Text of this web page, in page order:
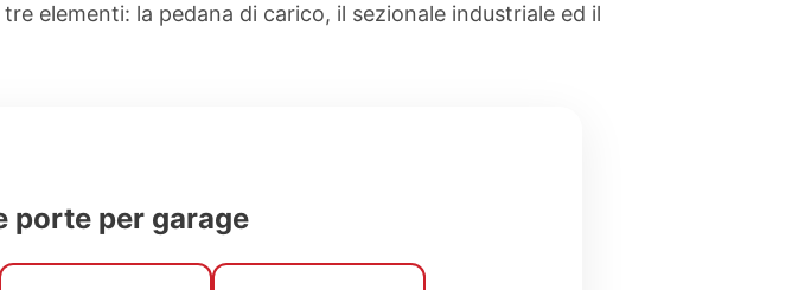
elementi: la pedana di carico, il sezionale industriale ed il
porte per garage